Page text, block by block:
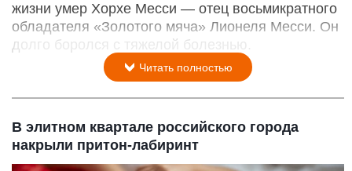
жизни умер Хорхе Месси — отец восьмикратного
обладателя «Золотого мяча» Лионеля Месси. Он
долго боролся с тяжелой болезнью.
Читать полностью
В элитном квартале российского города
накрыли притон-лабиринт